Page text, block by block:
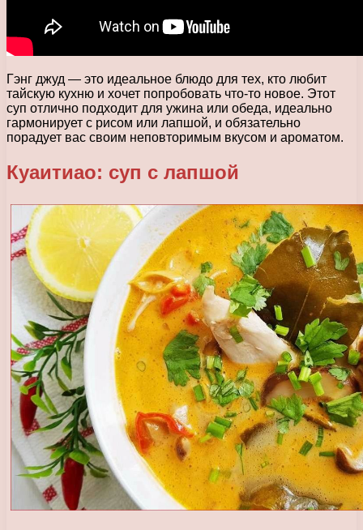
Гэнг джуд — это идеальное блюдо для тех, кто любит
тайскую кухню и хочет попробовать что-то новое. Этот
суп отлично подходит для ужина или обеда, идеально
гармонирует с рисом или лапшой, и обязательно
порадует вас своим неповторимым вкусом и ароматом.
Куаитиао: суп с лапшой